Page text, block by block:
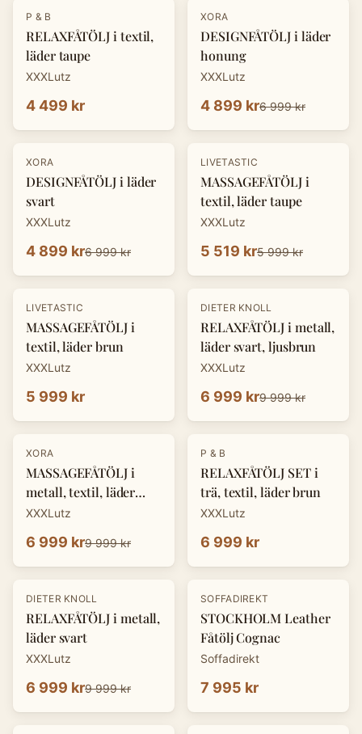
P & B
RELAXFÅTÖLJ i textil,
läder taupe
XXXLutz
4 499 kr
-30%
XORA
DESIGNFÅTÖLJ i läder
honung
XXXLutz
4 899 kr6 999 kr
-30%
XORA
DESIGNFÅTÖLJ i läder
svart
XXXLutz
4 899 kr6 999 kr
- 8%
LIVETASTIC
MASSAGEFÅTÖLJ i
textil, läder taupe
XXXLutz
5 519 kr5 999 kr
LIVETASTIC
MASSAGEFÅTÖLJ i
textil, läder brun
XXXLutz
5 999 kr
-30%
DIETER KNOLL
RELAXFÅTÖLJ i metall,
läder svart, ljusbrun
XXXLutz
6 999 kr9 999 kr
-30%
XORA
MASSAGEFÅTÖLJ i
metall, textil, läder
mörkgrå
XXXLutz
6 999 kr9 999 kr
P & B
RELAXFÅTÖLJ SET i
trä, textil, läder brun
XXXLutz
6 999 kr
-30%
DIETER KNOLL
RELAXFÅTÖLJ i metall,
läder svart
XXXLutz
6 999 kr9 999 kr
SOFFADIREKT
STOCKHOLM Leather
Fåtölj Cognac
Soffadirekt
7 995 kr